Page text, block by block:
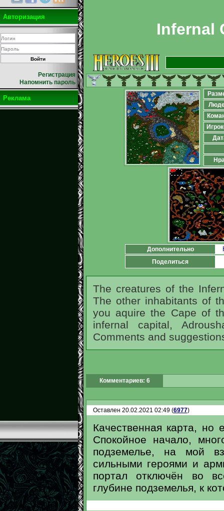
Авторизация
Регистрация
Напомнить пароль
Реклама
Infernal
Дополнительно
Поделиться
The creatures of the
The other inhabitants of
you aquire the Cape of
infernal capital,
Comments and
Комментариев: 6
Оставлен 20.02.2021 02:49 (6977)
Качественная карта,
Спокойное начало,
подземелье, на мой
сильными героями и
портал отключён во
глубине подземелья, к